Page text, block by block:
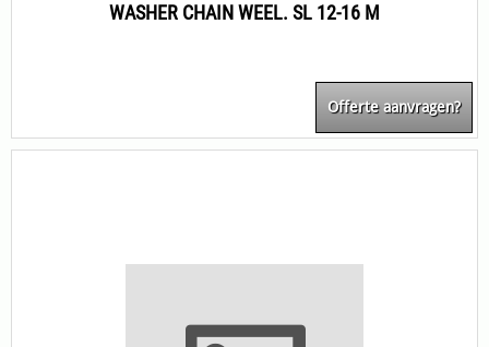
WASHER CHAIN WEEL. SL 12-16 M
Offerte aanvragen?